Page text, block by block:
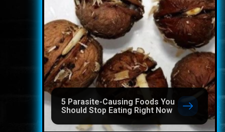
5 Parasite-Causing Foods You
Should Stop Eating Right Now